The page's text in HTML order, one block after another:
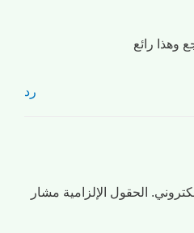
وهذا رائع
رد
الحقول الإلزامية مشار